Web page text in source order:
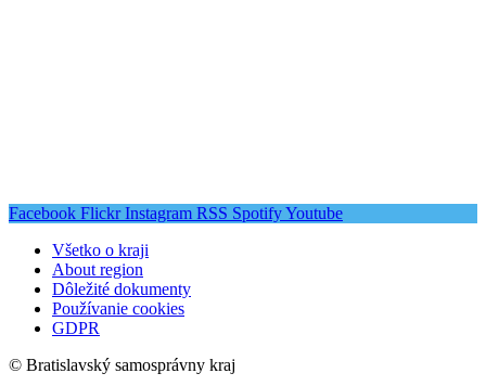
Facebook Flickr Instagram RSS SpotifyYoutube
Všetko o kraji
About region
Dôležité dokumenty
Používanie cookies
GDPR
© Bratislavský samosprávny kraj